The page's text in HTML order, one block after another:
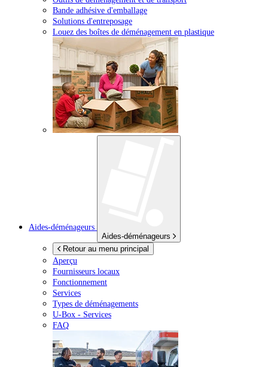
Bande adhésive d'emballage
Solutions d'entreposage
Louez des boîtes de déménagement en plastique
Aides-déménageurs
Aides-déménageurs
Retour au menu principal
Aperçu
Fournisseurs locaux
Fonctionnement
Services
Types de déménagements
U-Box - Services
FAQ